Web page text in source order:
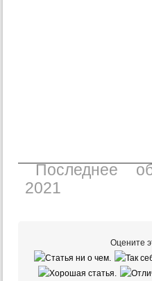
Последнее
2021
Оцените